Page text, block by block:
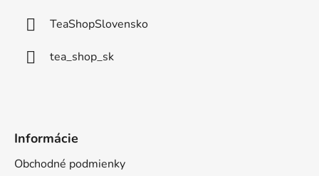
TeaShopSlovensko
tea_shop_sk
Informácie
Obchodné podmienky